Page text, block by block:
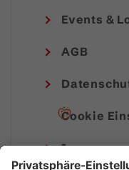
Events &
AGB
Cookie